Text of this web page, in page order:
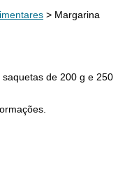
> Margarina
de 200 g e 250